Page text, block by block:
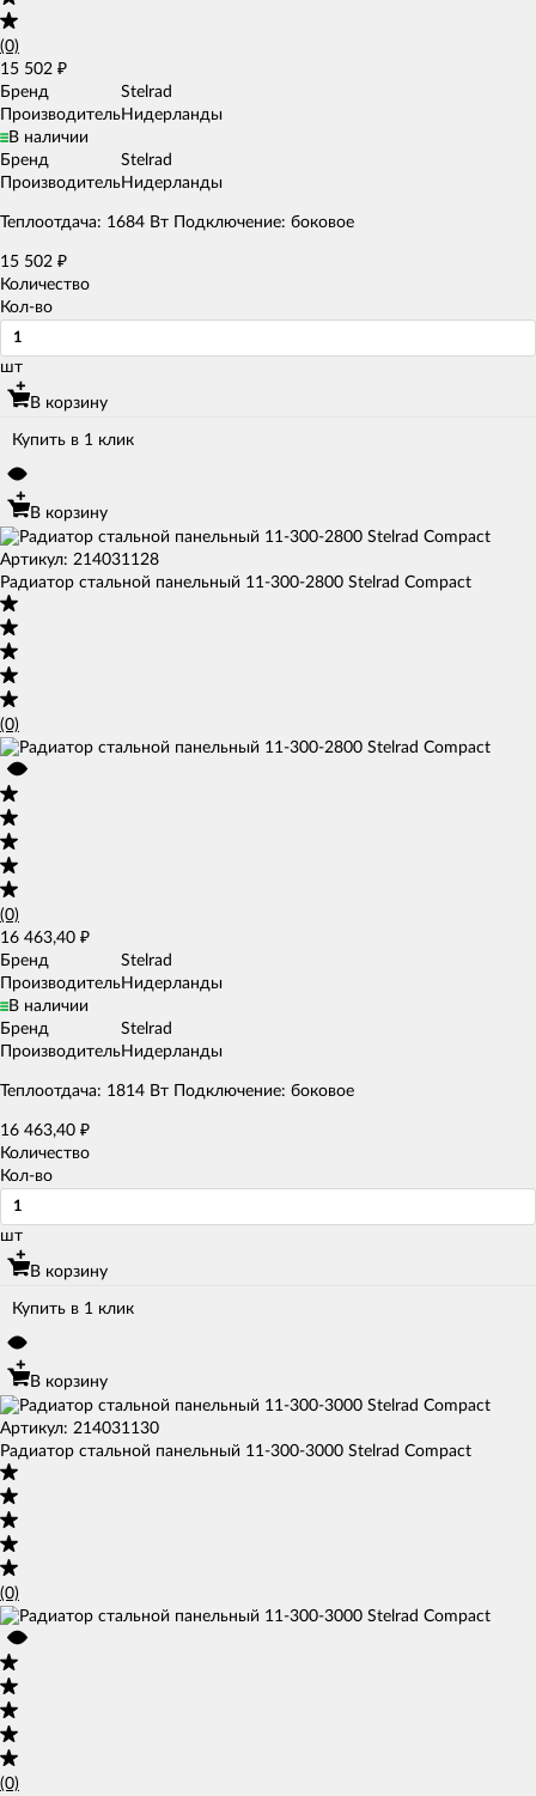
(0)
15 502 ₽
Бренд
Stelrad
ПроизводительНидерланды
В наличии
Бренд
Stelrad
ПроизводительНидерланды
Теплоотдача: 1684 Вт Подключение: боковое
15 502 ₽
Количество
Кол-во
шт
В корзину
Купить в 1 клик
В корзину
Артикул: 214031128
Радиатор стальной панельный 11-300-2800 Stelrad Compact
(0)
(0)
16 463,40 ₽
Бренд
Stelrad
ПроизводительНидерланды
В наличии
Бренд
Stelrad
ПроизводительНидерланды
Теплоотдача: 1814 Вт Подключение: боковое
16 463,40 ₽
Количество
Кол-во
шт
В корзину
Купить в 1 клик
В корзину
Артикул: 214031130
Радиатор стальной панельный 11-300-3000 Stelrad Compact
(0)
(0)